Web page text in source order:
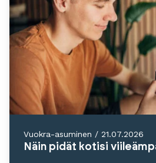
Vuokra-asuminen / 21.07.2026
Näin pidät kotisi